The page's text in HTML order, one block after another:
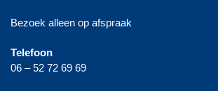
Bezoek alleen op afspraak
Telefoon
06 – 52 72 69 69